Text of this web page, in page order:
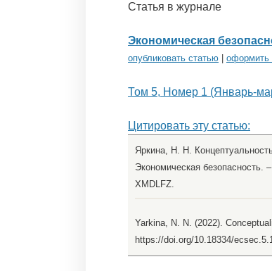
Статья в журнале
Экономическая
опубликовать статью оформить
Том 5, Номер 1 (Январь-
Цитировать эту статью:
Яркина, Н. Н.
Экономическая
XMDLFZ.
Yarkina, N. N. (2022).
https://doi.org/10.18334/